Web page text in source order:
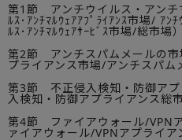
第1節 アンチウイルス・アンチ
ﾙｽ･ｱﾝﾁﾏﾙｳｪｱｱﾌﾟﾗｲｱﾝｽ市場/ ｱﾝ
ﾙｽ･ｱﾝﾁﾏﾙｳｪｱｻｰﾋﾞｽ市場/総市場）
第2節 アンチスパムメールの市
プライアンス市場/アンチスパム
第3節 不正侵入検知・防御アプ
入検知・防御アプライアンス総市
第4節 ファイアウォール/VPN
ァイアウォール/VPNアプライア